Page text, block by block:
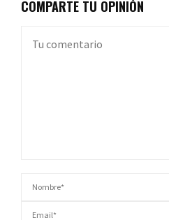
COMPARTE TU OPINIÓN